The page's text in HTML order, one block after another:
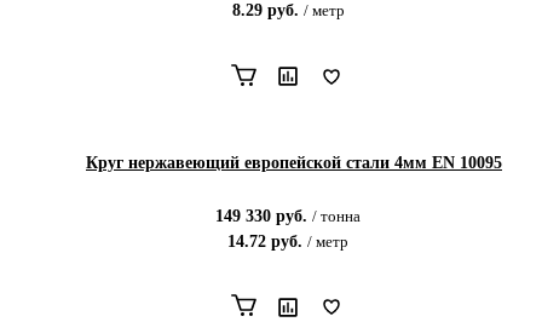
8.29руб. / метр
Круг нержавеющий европейской стали 4мм EN 10095
149 330 руб. / тонна
14.72 руб. / метр